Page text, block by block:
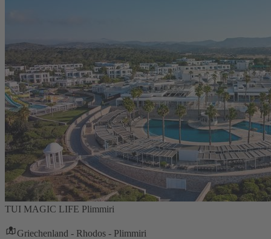
TUI MAGIC LIFE Plimmiri
Griechenland - Rhodos - Plimmiri